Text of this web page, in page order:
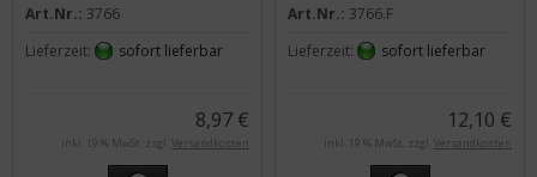
Art.Nr.: 3766
Lieferzeit:
sofort lieferbar
8,97 €
inkl. 19 % MwSt. zzgl. Versandkosten
Art.Nr.: 3766.F
Lieferzeit:
sofort lieferbar
12,10 €
inkl. 19 % MwSt. zzgl. Versandkosten